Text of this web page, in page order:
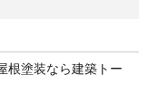
根塗装なら建築トー